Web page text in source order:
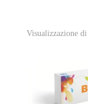
Visualizzazione